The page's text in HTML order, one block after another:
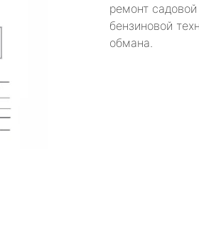
ремонт садовой
бензиновой
обмана.